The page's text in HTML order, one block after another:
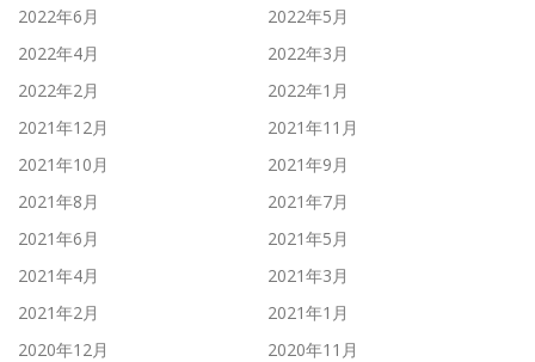
2022年6月
2022年5月
2022年4月
2022年3月
2022年2月
2022年1月
2021年12月
2021年11月
2021年10月
2021年9月
2021年8月
2021年7月
2021年6月
2021年5月
2021年4月
2021年3月
2021年2月
2021年1月
2020年12月
2020年11月